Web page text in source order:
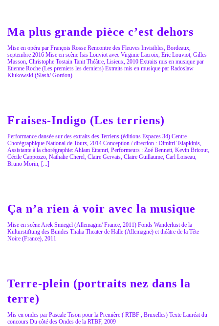
Ma plus grande pièce c’est dehors
Mise en opéra par François Rosse Rencontre des Fleuves Invisibles, Bordeaux,
septembre 2016 Mise en scène Isis Louviot avec Virginie Lacroix, Eric Louviot, Gilles
Masson, Christophe Tostain Tanit Théâtre, Lisieux, 2010 Extraits mis en musique par
Etienne Roche (Les premiers les derniers) Extraits mis en musique par Radoslaw
Klukowski (Slash/ Gordon)
Fraises-Indigo (Les terriens)
Performance dansée sur des extraits des Terriens (éditions Espaces 34) Centre
Chorégraphique National de Tours, 2014 Conception / direction : Dimitri Tsiapkinis,
Assistante à la chorégraphie: Ahlam Ettamri, Performeurs : Zoé Bennett, Kevin Bricout,
Cécile Cappozzo, Nathalie Cherel, Claire Gervais, Claire Guillaume, Carl Loiseau,
Bruno Morin, [...]
Ça n’a rien à voir avec la musique
Mise en scène Arek Smiegel (Allemagne/ France, 2011) Fonds Wanderlust de la
Kulturstiftung des Bundes Thalia Theater de Halle (Allemagne) et théâtre de la Tête
Noire (France), 2011
Terre-plein (portraits nez dans la
terre)
Mis en ondes par Pascale Tison pour la Première ( RTBF , Bruxelles) Texte Lauréat du
concours Du côté des Ondes de la RTBF, 2009